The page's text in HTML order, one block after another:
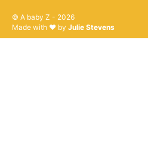
© A baby Z - 2026
Made with ♥ by Julie Stevens